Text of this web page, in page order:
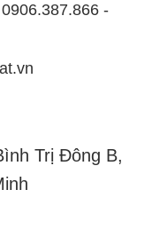
-
Trị Đông B,